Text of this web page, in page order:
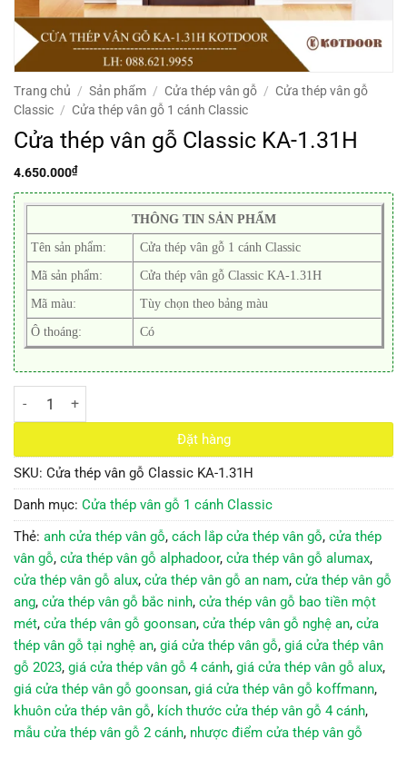
Trang chủ / Sản phẩm / Cửa thép vân gỗ / Cửa thép vân gỗ
Classic / Cửa thép vân gỗ 1 cánh Classic
Cửa thép vân gỗ Classic KA-1.31H
4.650.000₫
THÔNG TIN SẢN PHẨM
Tên sản phẩm: Cửa thép vân gỗ 1 cánh Classic
Mã sản phẩm: Cửa thép vân gỗ Classic KA-1.31H
Mã màu: Tùy chọn theo bảng màu
Ô thoáng: Có
Cửa thép vân gỗ Classic KA-1.31H số lượng
Đặt hàng
SKU: Cửa thép vân gỗ Classic KA-1.31H
Danh mục: Cửa thép vân gỗ 1 cánh Classic
Thẻ: anh cửa thép vân gỗ, cách lắp cửa thép vân gỗ, cửa thép
vân gỗ, cửa thép vân gỗ alphadoor, cửa thép vân gỗ alumax,
cửa thép vân gỗ alux, cửa thép vân gỗ an nam, cửa thép vân gỗ
ang, cửa thép vân gỗ bắc ninh, cửa thép vân gỗ bao tiền một
mét, cửa thép vân gỗ goonsan, cửa thép vân gỗ nghệ an, cửa
thép vân gỗ tại nghệ an, giá cửa thép vân gỗ, giá cửa thép vân
gỗ 2023, giá cửa thép vân gỗ 4 cánh, giá cửa thép vân gỗ alux,
giá cửa thép vân gỗ goonsan, giá cửa thép vân gỗ koffmann,
khuôn cửa thép vân gỗ, kích thước cửa thép vân gỗ 4 cánh,
mẫu cửa thép vân gỗ 2 cánh, nhược điểm cửa thép vân gỗ